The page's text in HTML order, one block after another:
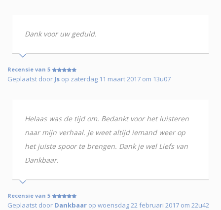
Dank voor uw geduld.
Recensie van 5
Geplaatst door Js op zaterdag 11 maart 2017 om 13u07
Helaas was de tijd om. Bedankt voor het luisteren
naar mijn verhaal. Je weet altijd iemand weer op
het juiste spoor te brengen. Dank je wel Liefs van
Dankbaar.
Recensie van 5
Geplaatst door Dankbaar op woensdag 22 februari 2017 om 22u42